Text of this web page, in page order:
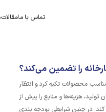
مقالاتتماس با ما
را تضمین می‌کند؟
محصولات تکیه کرد و انتظار
هزینه‌ها و منابع را پیش از